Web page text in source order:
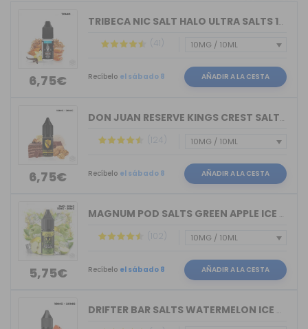
6,75€
TRIBECA NIC SALT HALO ULTRA SALTS 10M...
(41)
Recíbelo el sábado 8 AÑADIR A LA CESTA
6,75€
DON JUAN RESERVE KINGS CREST SALTS 10ML
(124)
Recíbelo el sábado 8 AÑADIR A LA CESTA
5,75€
MAGNUM POD SALTS GREEN APPLE ICE 10ML
(102)
Recíbelo el sábado 8 AÑADIR A LA CESTA
DRIFTER BAR SALTS WATERMELON ICE JUIC...